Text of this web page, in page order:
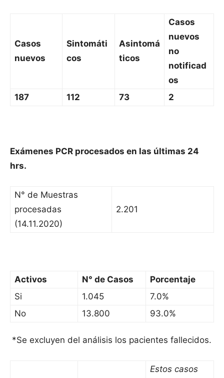
Casos
nuevos
Sintomáti
cos
Asintomá
ticos
Casos
nuevos
no
notificad
os
187
112 73 2
Exámenes PCR procesados en las últimas 24
hrs.
N° de Muestras
procesadas
(14.11.2020)
2.201
Activos N° de Casos
Porcentaje
Si
1.045
7.0%
No
13.800 93.0%
*Se excluyen del análisis los pacientes fallecidos.
Estos casos